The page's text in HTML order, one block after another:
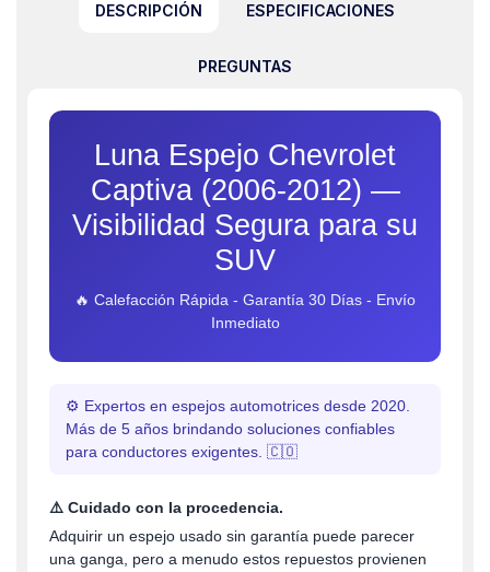
DESCRIPCIÓN ESPECIFICACIONES
PREGUNTAS
Luna Espejo Chevrolet
Captiva (2006-2012) —
Visibilidad Segura para su
SUV
🔥 Calefacción Rápida - Garantía 30 Días - Envío
Inmediato
⚙️ Expertos en espejos automotrices desde 2020.
Más de 5 años brindando soluciones confiables
para conductores exigentes. 🇨🇴
⚠️ Cuidado con la procedencia.
Adquirir un espejo usado sin garantía puede parecer
una ganga, pero a menudo estos repuestos provienen